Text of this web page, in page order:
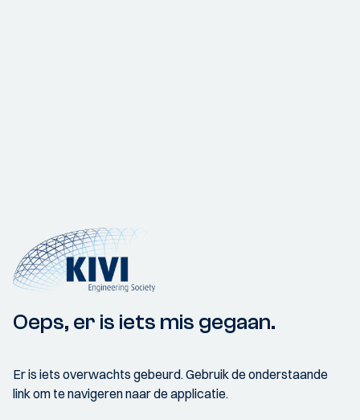
Oeps, er is iets mis gegaan.
Er is iets overwachts gebeurd. Gebruik de onderstaande
link om te navigeren naar de applicatie.